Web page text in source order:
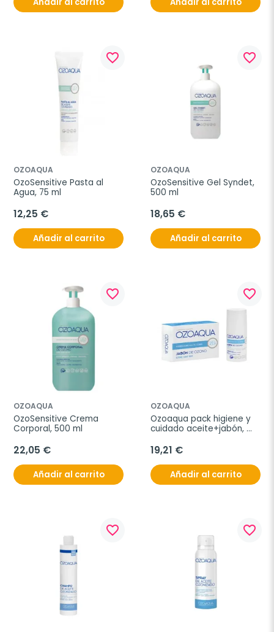
favorite_border
OZOAQUA
OzoSensitive Pasta al
Agua, 75 ml
12,25 €
Añadir al carrito
favorite_border
OZOAQUA
OzoSensitive Gel Syndet,
500 ml
18,65 €
Añadir al carrito
favorite_border
OZOAQUA
OzoSensitive Crema
Corporal, 500 ml
22,05 €
Añadir al carrito
favorite_border
OZOAQUA
Ozoaqua pack higiene y
cuidado aceite+jabón,
19,21 €
Añadir al carrito
favorite_border favorite_border